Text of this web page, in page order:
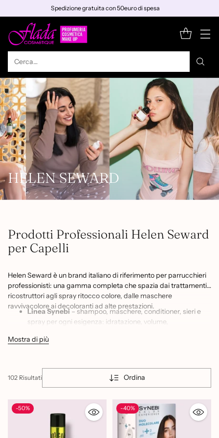
Spedizione gratuita con 50euro di spesa
Cerca…
HELEN SEWARD
Prodotti Professionali Helen Seward
per Capelli
Helen Seward è un brand italiano di riferimento per parrucchieri
professionisti: una gamma completa che spazia dai trattamenti
ricostruttori agli spray ritocco colore, dalle maschere
ravvivacolore ai decoloranti ad alte prestazioni.
Linea Synebi– shampoo, maschere, conditioner, sieri e
spray per ogni esigenza: idratazione, volume,
Kapetil Mask
esaltare e correggere il colore
Quickeeasy e Finet Color– spray ritocco colore in tutte le
Texture) per un finish rapido e professionale
Decoloranti e Permanenti
– Platin Bleu, Ice Lift 9+,
Forelock Blank, Top Curl e Onesel per trattamenti tecnici
di decolorazione, ondulazione e stiratura
Mostra di più
Ordina
102 Risultati
-50% -40%